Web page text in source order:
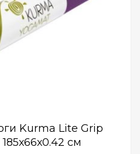
Kurma Lite Grip
см
ПРИДБАТИ
to Wishlist